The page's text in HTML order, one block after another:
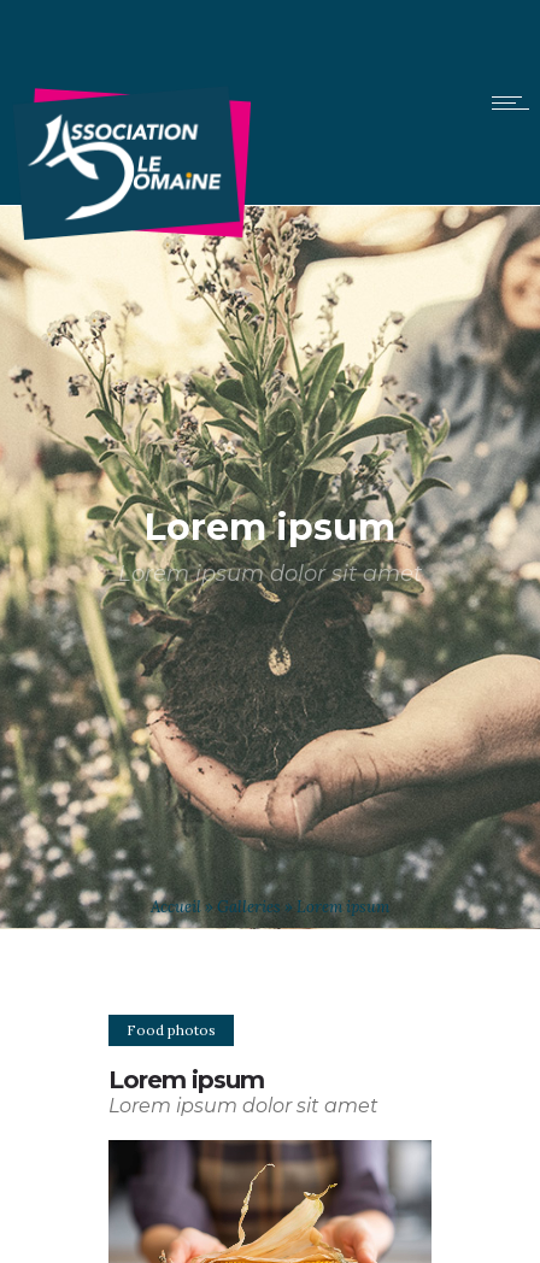
Lorem ipsum
Lorem ipsum dolor sit amet
Accueil» Galleries » Lorem ipsum
Food photos
Lorem ipsum
Lorem ipsum dolor sit amet